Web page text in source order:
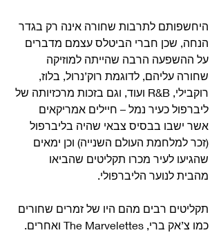
היחשפותם לתרבות שחורה אינה רק בגדר
הנחה, שכן חברי הביטלס עצמם מדברים
על ההשפעה הרבה שהייתה למוזיקה
שחורה עליהם, לדוגמת רוק’נרול, בלוז,
רוקבילי, R&B ועוד, וגם בזכות מרכזיותה של
ליברפול כעיר נמל – חיילים אמריקאים
אשר ישבו בבסיס צבאי שהיה בליברפול
(זכר למלחמת העולם השנייה) וכן ימאים
שהגיעו לעיר מכרו תקליטים שהביאו
מהבית לנוער הליברפולי.
תקליטים רבים מהם היו של זמרים שחורים
כמו צ’אק ברי, The Marvelettes ואחרים.